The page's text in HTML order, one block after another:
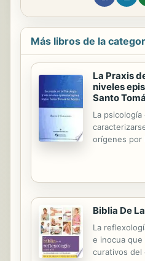
Más libros de la
La Praxis
niveles
Santo
La
orígenes por
contenidos,
infinita
quieran
llegan a una
clara sobre
Biblia De
La
e inocua que
curativos del